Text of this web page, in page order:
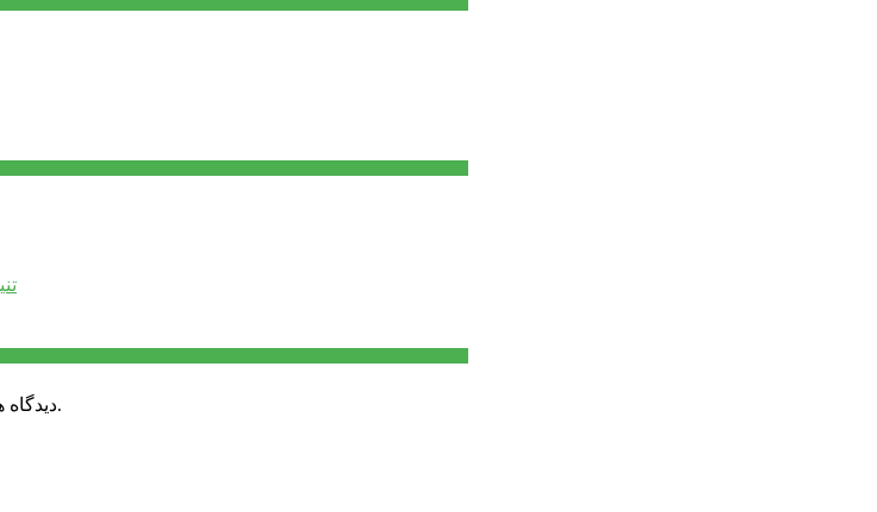
دیدگاه های ارسال شده توسط شما، پس از تایید توسط خبرگزاری الف در وب منتشر خواهد شد.